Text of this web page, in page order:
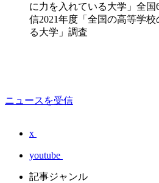
に力を入れている大学」全
信2021年度「全国の高等学
る大学」調査
ニュースを受信
x
youtube
記事ジャンル